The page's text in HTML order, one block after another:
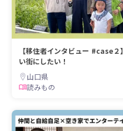
【移住者インタビュー #case
い街にしたい！
山口県
読みもの